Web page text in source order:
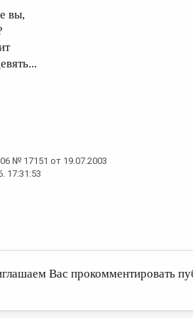
вы,
№ 17151 от 19.07.2003
17:31:53
Вас прокомментировать